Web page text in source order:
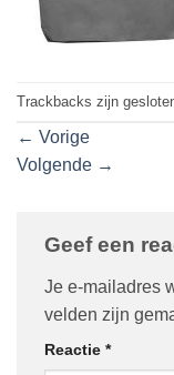
Trackbacks zijn
← Vorige
Volgende →
Geef een
Je e-mailadres
velden zijn
Reactie *